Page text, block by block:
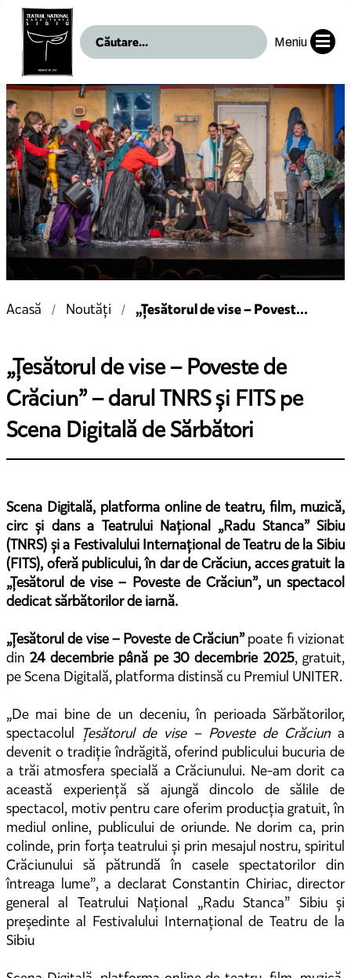
Meniu
Acasă Noutăți „Țesătorul de vise – Povest...
„Țesătorul de vise – Poveste de
Crăciun” – darul TNRS și FITS pe
Scena Digitală de Sărbători
Scena Digitală, platforma online de teatru, film, muzică,
circ și dans a Teatrului Național „Radu Stanca” Sibiu
(TNRS) și a Festivalului Internațional de Teatru de la Sibiu
(FITS), oferă publicului, în dar de Crăciun, acces gratuit la
„Țesătorul de vise – Poveste de Crăciun”, un spectacol
dedicat sărbătorilor de iarnă.
„Țesătorul de vise – Poveste de Crăciun”poate fi vizionat
din24 decembrie până pe 30 decembrie 2025, gratuit,
pe Scena Digitală, platforma distinsă cu Premiul UNITER.
„De mai bine de un deceniu, în perioada Sărbătorilor,
spectacolul Țesătorul de vise – Poveste de Crăciun a
devenit o tradiție îndrăgită, oferind publicului bucuria de
a trăi atmosfera specială a Crăciunului. Ne-am dorit ca
această experiență să ajungă dincolo de sălile de
spectacol, motiv pentru care oferim producția gratuit, în
mediul online, publicului de oriunde. Ne dorim ca, prin
colinde, prin forța teatrului și prin mesajul nostru, spiritul
Crăciunului să pătrundă în casele spectatorilor din
întreaga lume”, a declarat Constantin Chiriac, director
general al Teatrului Național „Radu Stanca” Sibiu și
președinte al Festivalului Internațional de Teatru de la
Sibiu